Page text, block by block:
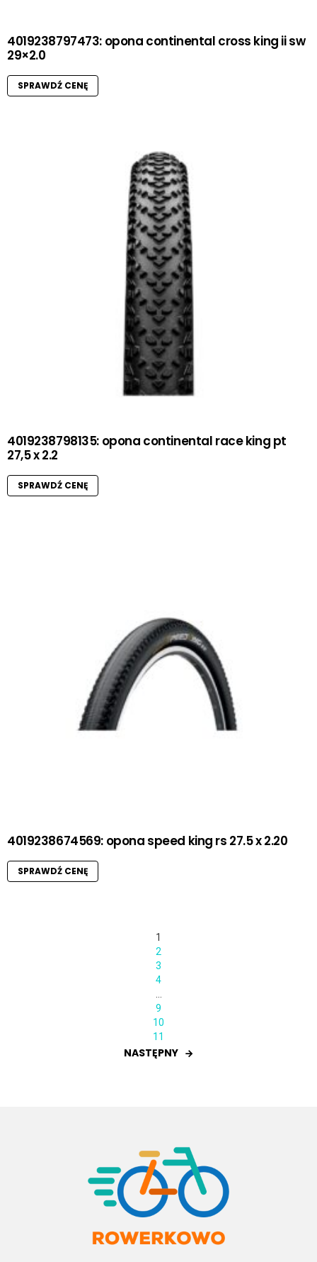
4019238797473: opona continental cross king ii sw
29×2.0
SPRAWDŹ CENĘ
4019238798135: opona continental race king pt
27,5 x 2.2
SPRAWDŹ CENĘ
4019238674569: opona speed king rs 27.5 x 2.20
SPRAWDŹ CENĘ
1
2
3
4
9
10
11
NASTĘPNY